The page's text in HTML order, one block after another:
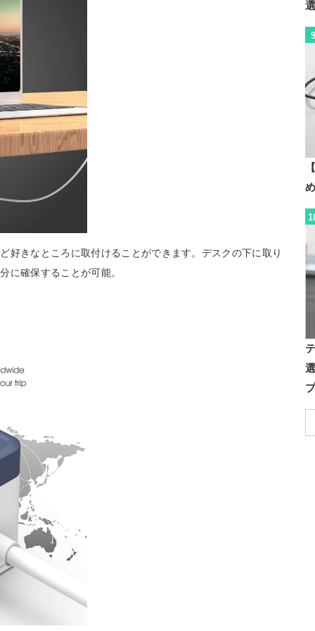
好きなところに取付けることができます。デスクの下に取り
に確保することが可能。